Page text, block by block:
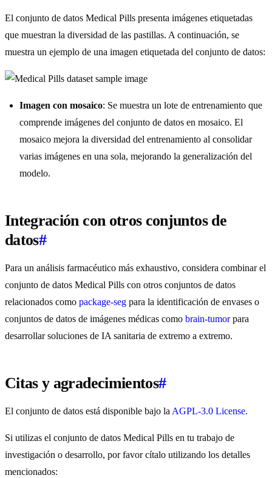
El conjunto de datos Medical Pills presenta imágenes etiquetadas
que muestran la diversidad de las pastillas. A continuación, se
muestra un ejemplo de una imagen etiquetada del conjunto de datos:
Imagen con mosaico: Se muestra un lote de entrenamiento que
comprende imágenes del conjunto de datos en mosaico. El
mosaico mejora la diversidad del entrenamiento al consolidar
varias imágenes en una sola, mejorando la generalización del
modelo.
Integración con otros conjuntos de
datos#
Para un análisis farmacéutico más exhaustivo, considera combinar el
conjunto de datos Medical Pills con otros conjuntos de datos
relacionados como package-seg para la identificación de envases o
conjuntos de datos de imágenes médicas como brain-tumorpara
desarrollar soluciones de IA sanitaria de extremo a extremo.
Citas y agradecimientos#
El conjunto de datos está disponible bajo la AGPL-3.0 License.
Si utilizas el conjunto de datos Medical Pills en tu trabajo de
investigación o desarrollo, por favor cítalo utilizando los detalles
mencionados: